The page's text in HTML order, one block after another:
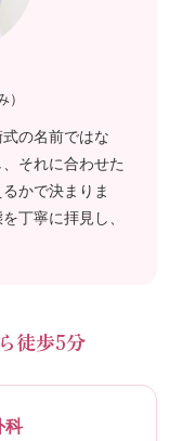
）
の名前ではな
それに合わせた
かで決まりま
丁寧に拝見し、
徒歩5分
科